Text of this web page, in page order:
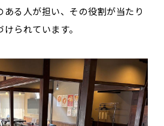
ある人が担い、その役割が当たり
られています。